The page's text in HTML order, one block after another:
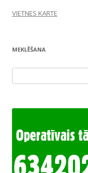
VIETNES KARTE
MEKLĒŠANA
for: